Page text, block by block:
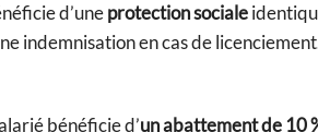
d’uneprotection sociale
indemnisation en cas de
bénéficie d’un abattement de 10